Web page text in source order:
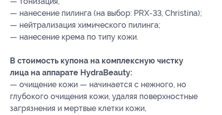
— нанесение пилинга (на выбор: PRX-33, Christina);
— нейтрализация химического пилинга;
— нанесение крема по типу кожи.
В стоимость купона на комплексную чистку
лица на аппарате HydraBeauty:
— очищение кожи — начинается с нежного, но
глубокого очищения кожи, удаляя поверхностные
загрязнения и мертвые клетки кожи,